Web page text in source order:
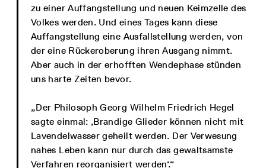
zu einer Auffangstellung und neuen Keimzelle des
Volkes werden. Und eines Tages kann diese
Auffangstellung eine Ausfallstellung werden, von
der eine Rückeroberung ihren Ausgang nimmt.
Aber auch in der erhofften Wendephase stünden
uns harte Zeiten bevor.
„Der Philosoph Georg Wilhelm Friedrich Hegel
sagte einmal: ‚Brandige Glieder können nicht mit
Lavendelwasser geheilt werden. Der Verwesung
nahes Leben kann nur durch das gewaltsamste
Verfahren reorganisiert werden‘.“